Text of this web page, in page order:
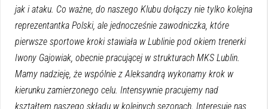
jak i ataku. Co ważne, do naszego Klubu dołączy nie tylko kolejna
reprezentantka Polski, ale jednocześnie zawodniczka, które
pierwsze sportowe kroki stawiała w Lublinie pod okiem trenerki
Iwony Gajowiak, obecnie pracującej w strukturach MKS Lublin.
Mamy nadzieję, że wspólnie z Aleksandrą wykonamy krok w
kierunku zamierzonego celu. Intensywnie pracujemy nad
kształtem naszego składu w kolejnych sezonach. Interesuje nas